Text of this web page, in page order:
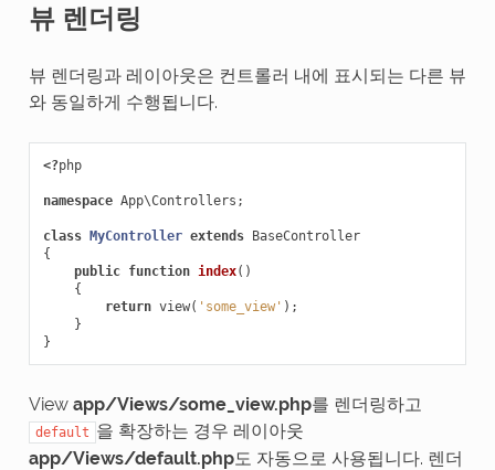
뷰 렌더링
뷰 렌더링과 레이아웃은 컨트롤러 내에 표시되는 다른 뷰
와 동일하게 수행됩니다.
<?php
namespace App\Controllers ;
class MyController extends BaseController
{
public function index()
{
return view( 'some_view' );
}
}
View app/Views/some_view.php를 렌더링하고
default 을 확장하는 경우 레이아웃
app/Views/default.php도 자동으로 사용됩니다. 렌더